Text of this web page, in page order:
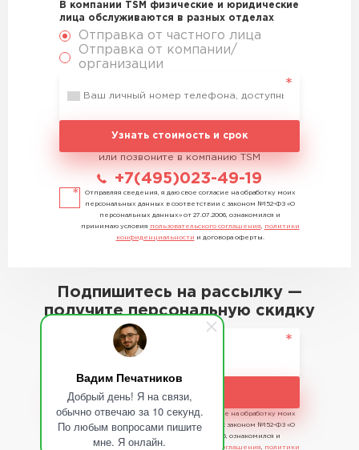
Вадим Печатников
Добрый день! Я на связи,
обычно отвечаю за 10 секунд.
По любым вопросами пишите
мне. Я онлайн.
В компании TSM физические и юридические
лица обслуживаются в разных отделах
Отправка от частного лица
Отправка от компании/
организации
Узнать стоимость и срок
или позвоните в компанию TSM
+7(495)023-49-19
Отправляя сведения, я даю свое согласие на обработку моих
персональных данных в соответствии с законом №152-ФЗ «О
персональных данных» от 27.07.2006, ознакомился и
принимаю условия пользовательского соглашения
политики
конфиденциальности и договора оферты.
Подпишитесь на рассылку —
получите персональную скидку
Отправляя сведения, я даю свое согласие на обработку моих
персональных данных в соответствии с законом №152-ФЗ «О
персональных данных» от 27.07.2006, ознакомился и
принимаю условияпользовательского соглашения политики